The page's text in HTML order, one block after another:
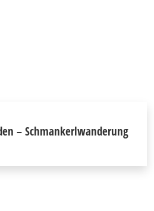
– Schmankerlwanderung